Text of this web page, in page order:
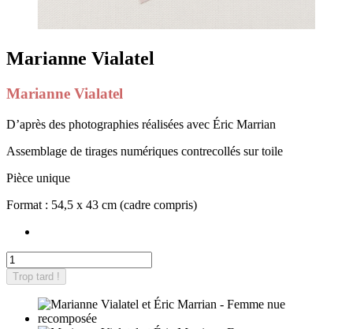
Marianne Vialatel
Marianne Vialatel
D’après des photographies réalisées avec Éric Marrian
Assemblage de tirages numériques contrecollés sur toile
Pièce unique
Format : 54,5 x 43 cm (cadre compris)
Trop tard !